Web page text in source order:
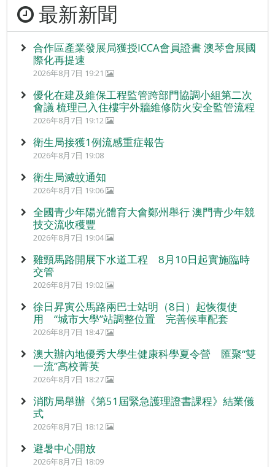
最新新聞
合作區產業發展局獲授ICCA會員證書 澳琴會展國
際化再提速
2026年8月7日 19:21
優化在建及維保工程監管跨部門協調小組第二次
會議 梳理已入住樓宇外牆維修防火安全監管流程
2026年8月7日 19:12
衛生局接獲1例流感重症報告
2026年8月7日 19:08
衛生局滅蚊通知
2026年8月7日 19:06
全國青少年陽光體育大會鄭州舉行 澳門青少年競
技交流收穫豐
2026年8月7日 19:04
雞頸馬路開展下水道工程 8月10日起實施臨時
交管
2026年8月7日 19:02
徐日昇寅公馬路兩巴士站明（8日）起恢復使
用 “城市大學”站調整位置 完善候車配套
2026年8月7日 18:47
澳大辦內地優秀大學生健康科學夏令營 匯聚“雙
一流”高校菁英
2026年8月7日 18:27
消防局舉辦《第51屆緊急護理證書課程》結業儀
式
2026年8月7日 18:12
避暑中心開放
2026年8月7日 18:09